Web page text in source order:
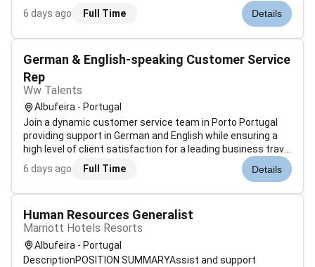
multicultural team supporting users in Dutch. If you enjoy
solving technical issues helping customers and working in
6 days ago Full Time Details
German & English-speaking Customer Service
Rep
Ww Talents
Albufeira - Portugal
Join a dynamic customer service team in Porto Portugal
providing support in German and English while ensuring a
high level of client satisfaction for a leading business travel
platform. About the Location: Porto a vibrant coastal city in
northwest Portugal is known for its historic charm rich
6 days ago Full Time Details
Human Resources Generalist
Marriott Hotels Resorts
Albufeira - Portugal
DescriptionPOSITION SUMMARYAssist and support